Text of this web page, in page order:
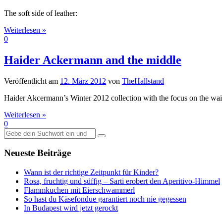
The soft side of leather:
Weiterlesen »
0
Haider Ackermann and the middle
Veröffentlicht am 12. März 2012 von TheHallstand
Haider Akcermann’s Winter 2012 collection with the focus on the
Weiterlesen »
0
Suche
nach:
Neueste Beiträge
Wann ist der richtige Zeitpunkt für Kinder?
Rosa, fruchtig und süffig – Sarti erobert den Aperitivo-Himmel
Flammkuchen mit Eierschwammerl
So hast du Käsefondue garantiert noch nie gegessen
In Budapest wird jetzt gerockt